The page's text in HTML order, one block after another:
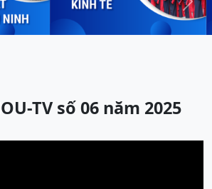
Next
TV số 06 năm 2025